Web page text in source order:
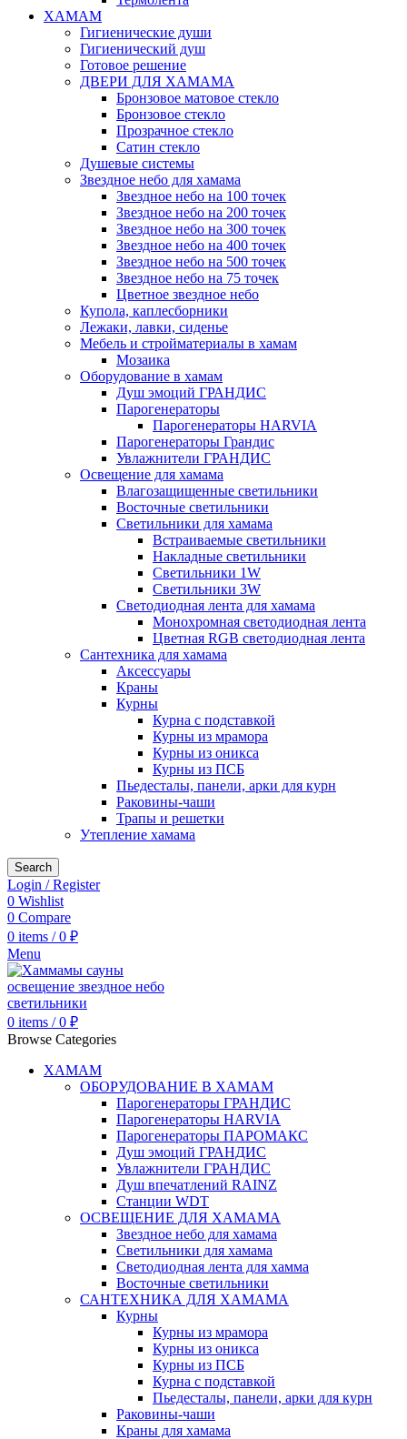
ХАМАМ
Гигиенические души
Гигиенический душ
Готовое решение
ДВЕРИ ДЛЯ ХАМАМА
Бронзовое матовое стекло
Бронзовое стекло
Прозрачное стекло
Сатин стекло
Душевые системы
Звездное небо для хамама
Звездное небо на 100 точек
Звездное небо на 200 точек
Звездное небо на 300 точек
Звездное небо на 400 точек
Звездное небо на 500 точек
Звездное небо на 75 точек
Цветное звездное небо
Купола, каплесборники
Лежаки, лавки, сиденье
Мебель и стройматериалы в хамам
Мозаика
Оборудование в хамам
Душ эмоций ГРАНДИС
Парогенераторы
Парогенераторы HARVIA
Парогенераторы Грандис
Увлажнители ГРАНДИС
Освещение для хамама
Влагозащищенные светильники
Восточные светильники
Светильники для хамама
Встраиваемые светильники
Накладные светильники
Светильники 1W
Светильники 3W
Светодиодная лента для хамама
Монохромная светодиодная лента
Цветная RGB светодиодная лента
Сантехника для хамама
Аксессуары
Краны
Курны
Курна с подставкой
Курны из мрамора
Курны из оникса
Курны из ПСБ
Пьедесталы, панели, арки для курн
Раковины-чаши
Трапы и решетки
Утепление хамама
Search
Login / Register
0 Wishlist
0 Compare
0 items / 0 ₽
Menu
0 items / 0 ₽
Browse Categories
ХАМАМ
ОБОРУДОВАНИЕ В ХАМАМ
Парогенераторы ГРАНДИС
Парогенераторы HARVIA
Парогенераторы ПАРОМАКС
Душ эмоций ГРАНДИС
Увлажнители ГРАНДИС
Душ впечатлений RAINZ
Станции WDT
ОСВЕЩЕНИЕ ДЛЯ ХАМАМА
Звездное небо для хамама
Светильники для хамама
Светодиодная лента для хамма
Восточные светильники
САНТЕХНИКА ДЛЯ ХАМАМА
Курны
Курны из мрамора
Курны из оникса
Курны из ПСБ
Курна с подставкой
Пьедесталы, панели, арки для курн
Раковины-чаши
Краны для хамама